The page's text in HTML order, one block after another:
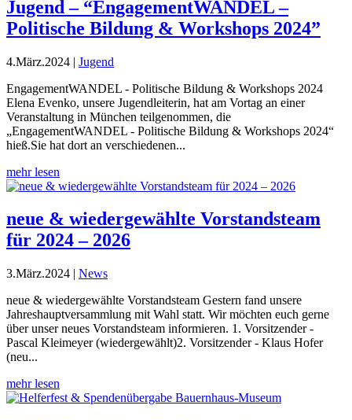
Jugend – “EngagementWANDEL –
Politische Bildung & Workshops 2024”
4.März.2024 | Jugend
EngagementWANDEL - Politische Bildung & Workshops 2024
Elena Evenko, unsere Jugendleiterin, hat am Vortag an einer
Veranstaltung in München teilgenommen, die
„EngagementWANDEL - Politische Bildung & Workshops 2024“
hieß.Sie hat dort an verschiedenen...
mehr lesen
neue & wiedergewählte Vorstandsteam
für 2024 – 2026
3.März.2024 | News
neue & wiedergewählte Vorstandsteam Gestern fand unsere
Jahreshauptversammlung mit Wahl statt. Wir möchten euch gerne
über unser neues Vorstandsteam informieren. 1.⁠ ⁠Vorsitzender -
Pascal Kleimeyer (wiedergewählt)2.⁠ ⁠Vorsitzender - Klaus Hofer
(neu...
mehr lesen